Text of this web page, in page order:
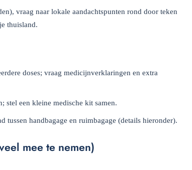
vraag naar lokale aandachtspunten rond door teken
thuisland.
doses; vraag medicijnverklaringen en extra
stel een kleine medische kit samen.
handbagage en ruimbagage (details hieronder).
mee te nemen)